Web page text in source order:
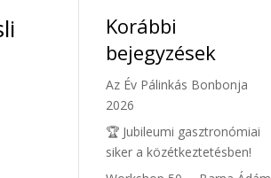
Korábbi
bejegyzések
Az Év Pálinkás Bonbonja
2026
🏆 Jubileumi gasztronómiai
siker a közétkeztetésben!